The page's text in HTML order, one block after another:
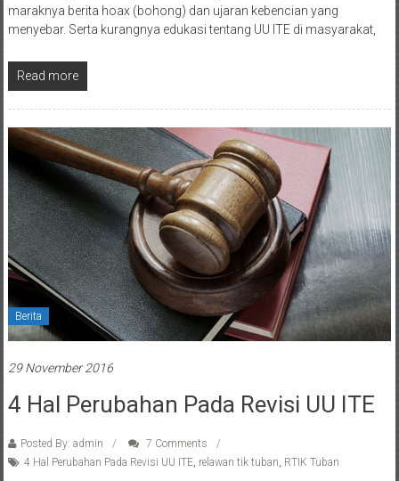
maraknya berita hoax (bohong) dan ujaran kebencian yang
menyebar. Serta kurangnya edukasi tentang UU ITE di masyarakat,
Read more
Berita
29 November 2016
4 Hal Perubahan Pada Revisi UU ITE
Posted By: admin
7 Comments
4 Hal Perubahan Pada Revisi UU ITE, relawan tik tuban, RTIK Tuban